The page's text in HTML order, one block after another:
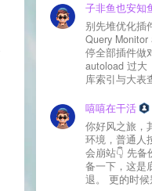
别先堆优化插
Query Monitor
停全部插件做对
autoload 过大（
库索引与大表查询。 服务器
嘻嘻在干活
你好风之旅，
环境，普通人
会崩站👇 先备份全站，文件 + 数据库都
备一下，这是
退。 更的时